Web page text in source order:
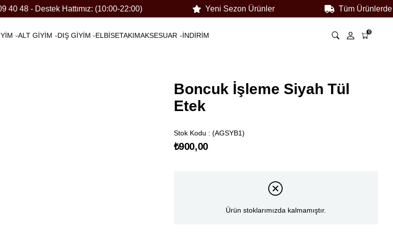
48 - Destek Hattımız: (10:00-22:00) Yeni Sezon Ürünler Tüm Ürünlerde
ALT GİYİM DIŞ GİYİM ELBİSETAKIMAKSESUAR İNDİRİM 0
Boncuk İşleme Siyah Tül
Etek
Stok Kodu (AGSYB1)
₺900,00
Ürün stoklarımızda kalmamıştır.